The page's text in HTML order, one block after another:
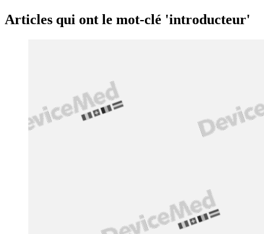
Articles qui ont le mot-clé 'introducteur'